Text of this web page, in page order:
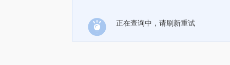
正在查询中，请刷新重试